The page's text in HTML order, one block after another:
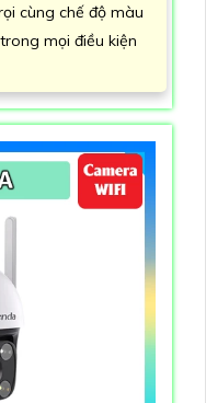
cùng chế độ màu
mọi điều kiện